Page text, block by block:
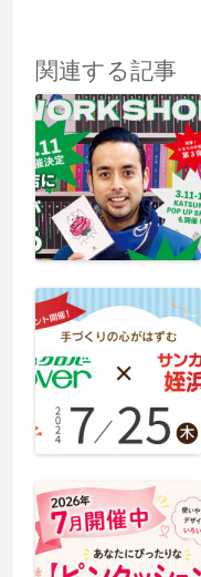
関連する記事